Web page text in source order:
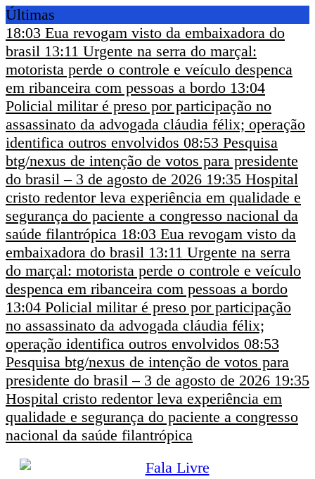
Últimas
18:03 Eua revogam visto da embaixadora do
brasil 13:11 Urgente na serra do marçal:
motorista perde o controle e veículo despenca
em ribanceira com pessoas a bordo 13:04
Policial militar é preso por participação no
assassinato da advogada cláudia félix; operação
identifica outros envolvidos 08:53 Pesquisa
btg/nexus de intenção de votos para presidente
do brasil – 3 de agosto de 2026 19:35 Hospital
cristo redentor leva experiência em qualidade e
segurança do paciente a congresso nacional da
saúde filantrópica 18:03 Eua revogam visto da
embaixadora do brasil 13:11 Urgente na serra
do marçal: motorista perde o controle e veículo
despenca em ribanceira com pessoas a bordo
13:04 Policial militar é preso por participação
no assassinato da advogada cláudia félix;
operação identifica outros envolvidos 08:53
Pesquisa btg/nexus de intenção de votos para
presidente do brasil – 3 de agosto de 2026 19:35
Hospital cristo redentor leva experiência em
qualidade e segurança do paciente a congresso
nacional da saúde filantrópica